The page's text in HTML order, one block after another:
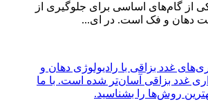
گام‌های اساسی برای جلوگیری از
دهان و فک است. در ای...